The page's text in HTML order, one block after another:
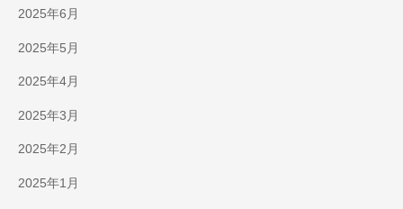
2025年6月
2025年5月
2025年4月
2025年3月
2025年2月
2025年1月